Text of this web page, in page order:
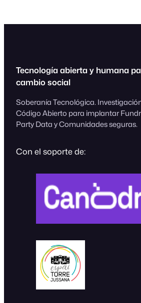
Tecnología abierta y humana
cambio social
Soberanía Tecnológica.
Código Abierto para implantar
Party Data y Comunidades seguras.
Con el soporte de: